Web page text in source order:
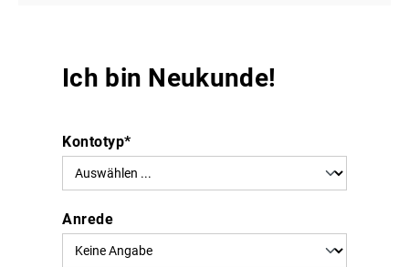
Ich bin Neukunde!
Kontotyp*
Anrede